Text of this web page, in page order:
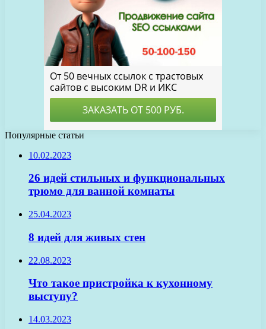
Популярные статьи
10.02.2023
26 идей стильных и функциональных
трюмо для ванной комнаты
25.04.2023
8 идей для живых стен
22.08.2023
Что такое пристройка к кухонному
выступу?
14.03.2023